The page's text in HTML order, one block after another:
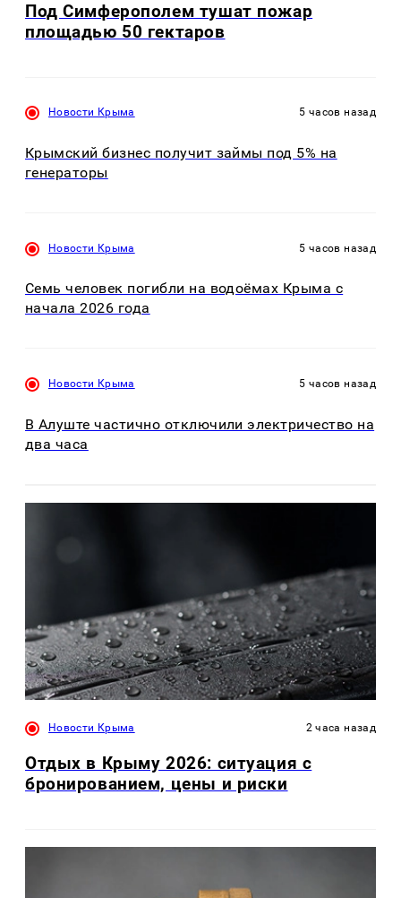
Под Симферополем тушат пожар
площадью 50 гектаров
Новости Крыма 5 часов назад
Крымский бизнес получит займы под 5% на
генераторы
Новости Крыма 5 часов назад
Семь человек погибли на водоёмах Крыма с
начала 2026 года
Новости Крыма 5 часов назад
В Алуште частично отключили электричество на
два часа
Новости Крыма 2 часа назад
Отдых в Крыму 2026: ситуация с
бронированием, цены и риски